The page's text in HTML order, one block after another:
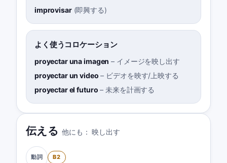
improvisar(即興する)
よく使うコロケーション
proyectar una imagen – イメージを映し出す
proyectar un video – ビデオを映す/上映する
proyectar el futuro –未来を計画する
伝える 他にも： 映し出す
動詞 B2